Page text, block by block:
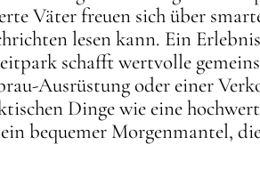
Väter freuen sich über
lesen kann. Ein
schafft wertvolle
Ausrüstung oder einer
Dinge wie eine
bequemer Morgenmantel,